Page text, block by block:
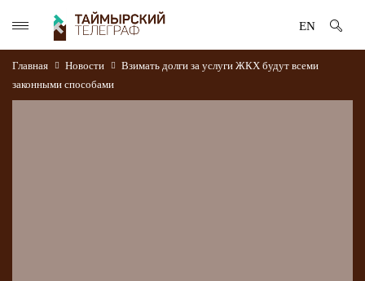
EN
Главная Новости
Взимать долги за услуги ЖКХ будут всеми
законными способами